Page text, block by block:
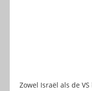
Zowel Israël als de